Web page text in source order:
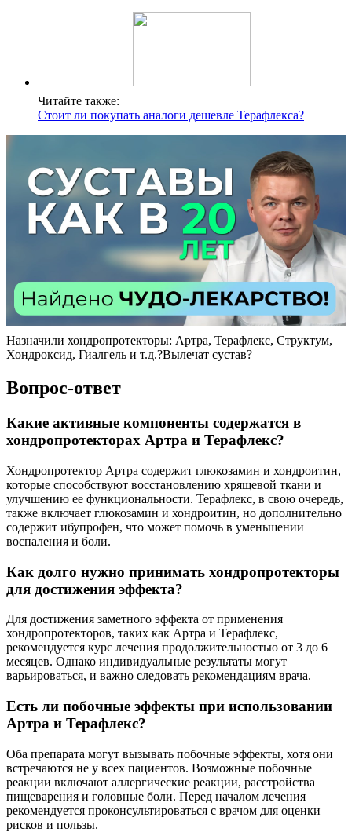
Читайте также:
Стоит ли покупать аналоги дешевле Терафлекса?
Назначили хондропротекторы: Артра, Терафлекс, Структум,
Хондроксид, Гиалгель и т.д.?Вылечат сустав?
Вопрос-ответ
Какие активные компоненты содержатся в
хондропротекторах Артра и Терафлекс?
Хондропротектор Артра содержит глюкозамин и хондроитин,
которые способствуют восстановлению хрящевой ткани и
улучшению ее функциональности. Терафлекс, в свою очередь,
также включает глюкозамин и хондроитин, но дополнительно
содержит ибупрофен, что может помочь в уменьшении
воспаления и боли.
Как долго нужно принимать хондропротекторы
для достижения эффекта?
Для достижения заметного эффекта от применения
хондропротекторов, таких как Артра и Терафлекс,
рекомендуется курс лечения продолжительностью от 3 до 6
месяцев. Однако индивидуальные результаты могут
варьироваться, и важно следовать рекомендациям врача.
Есть ли побочные эффекты при использовании
Артра и Терафлекс?
Оба препарата могут вызывать побочные эффекты, хотя они
встречаются не у всех пациентов. Возможные побочные
реакции включают аллергические реакции, расстройства
пищеварения и головные боли. Перед началом лечения
рекомендуется проконсультироваться с врачом для оценки
рисков и пользы.